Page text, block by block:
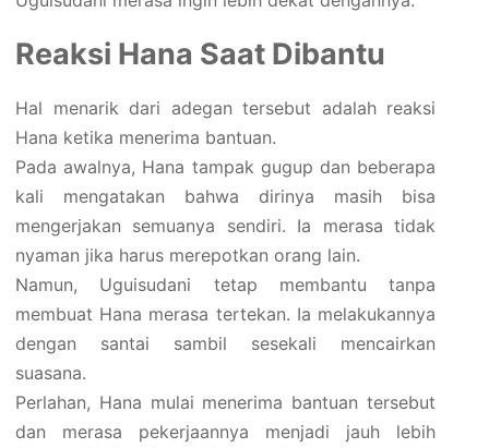
Reaksi Hana Saat Dibantu
Hal menarik dari adegan tersebut adalah reaksi
Hana ketika menerima bantuan.
Pada awalnya, Hana tampak gugup dan beberapa
kali mengatakan bahwa dirinya masih bisa
mengerjakan semuanya sendiri. Ia merasa tidak
nyaman jika harus merepotkan orang lain.
Namun, Uguisudani tetap membantu tanpa
membuat Hana merasa tertekan. Ia melakukannya
dengan santai sambil sesekali mencairkan
suasana.
Perlahan, Hana mulai menerima bantuan tersebut
dan merasa pekerjaannya menjadi jauh lebih